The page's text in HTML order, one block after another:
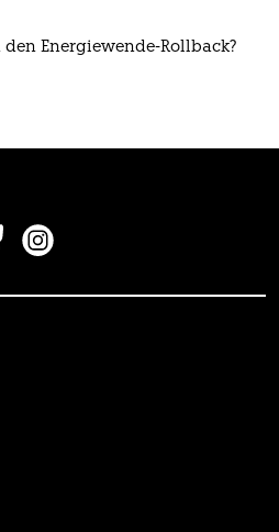
den Energiewende-Rollback?